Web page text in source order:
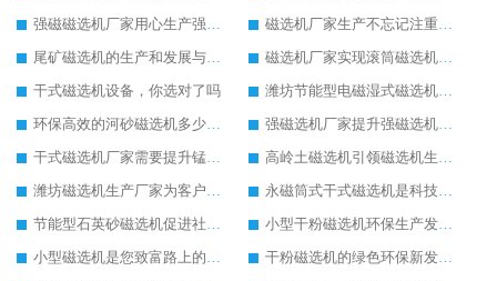
强磁磁选机厂家用心生产强磁磁选机设备
磁选机厂家生产不忘记注重品质问题
尾矿磁选机的生产和发展与客户携手共进
磁选机厂家实现滚筒磁选机的全方面发展
干式磁选机设备，你选对了吗
潍坊节能型电磁湿式磁选机价格多少
环保高效的河砂磁选机多少钱，一小时可产300吨
强磁选机厂家提升强磁选机的生产性能
干式磁选机厂家需要提升锰矿干式磁选机生产技术
高岭土磁选机引领磁选机生产新风尚
潍坊磁选机生产厂家为客户生产带来可观经济效益
永磁筒式干式磁选机是科技含量高的磁选机设备
节能型石英砂磁选机促进社会经济效益的提升
小型干粉磁选机环保生产发展速度快
小型磁选机是您致富路上的好帮手
干粉磁选机的绿色环保新发展之路